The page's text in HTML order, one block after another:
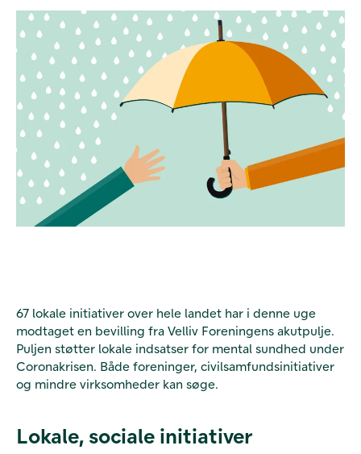
67 lokale initiativer over hele landet har i denne uge
modtaget en bevilling fra Velliv Foreningens akutpulje.
Puljen støtter lokale indsatser for mental sundhed under
Coronakrisen. Både foreninger, civilsamfundsinitiativer
og mindre virksomheder kan søge.
Lokale, sociale initiativer